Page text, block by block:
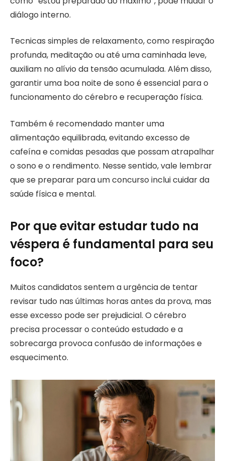
diálogo interno.
Tecnicas simples de relaxamento, como respiração
profunda, meditação ou até uma caminhada leve,
auxiliam no alívio da tensão acumulada. Além disso,
garantir uma boa noite de sono é essencial para o
funcionamento do cérebro e recuperação física.
Também é recomendado manter uma
alimentação equilibrada, evitando excesso de
cafeína e comidas pesadas que possam atrapalhar
o sono e o rendimento. Nesse sentido, vale lembrar
que se preparar para um concurso inclui cuidar da
saúde física e mental.
Por que evitar estudar tudo na
véspera é fundamental para seu
foco?
Muitos candidatos sentem a urgência de tentar
revisar tudo nas últimas horas antes da prova, mas
esse excesso pode ser prejudicial. O cérebro
precisa processar o conteúdo estudado e a
sobrecarga provoca confusão de informações e
esquecimento.